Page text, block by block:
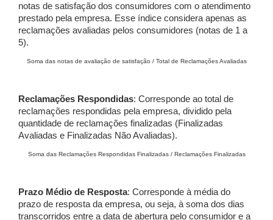
notas de satisfação dos consumidores com o atendimento
prestado pela empresa. Esse índice considera apenas as
reclamações avaliadas pelos consumidores (notas de 1 a
5).
Soma das notas de avaliação de satisfação / Total de Reclamações Avaliadas
Reclamações Respondidas: Corresponde ao total de
reclamações respondidas pela empresa, dividido pela
quantidade de reclamações finalizadas (Finalizadas
Avaliadas e Finalizadas Não Avaliadas).
Soma das Reclamações Respondidas Finalizadas / Reclamações Finalizadas
Prazo Médio de Resposta: Corresponde à média do
prazo de resposta da empresa, ou seja, à soma dos dias
transcorridos entre a data de abertura pelo consumidor e a